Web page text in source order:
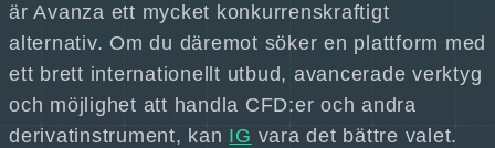
är Avanza ett mycket konkurrenskraftigt
alternativ. Om du däremot söker en plattform med
ett brett internationellt utbud, avancerade verktyg
och möjlighet att handla CFD:er och andra
derivatinstrument, kan IG vara det bättre valet.